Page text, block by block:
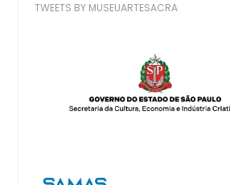
TWEETS BY MUSEUARTESACRA